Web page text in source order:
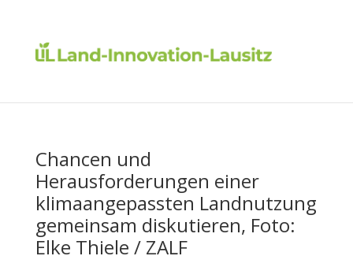
Chancen und
Herausforderungen einer
klimaangepassten Landnutzung
gemeinsam diskutieren, Foto:
Elke Thiele / ZALF